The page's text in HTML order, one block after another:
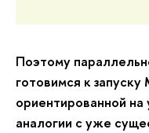
Поэтому
готовимся к
ориентированной
аналогии с уже